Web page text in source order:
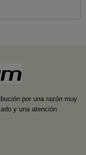
por una razón muy
y una atención